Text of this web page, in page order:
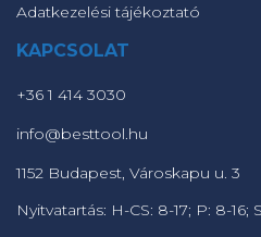
Adatkezelési tájékoztató
KAPCSOLAT
+36 1 414 3030
info@besttool.hu
1152 Budapest, Városkapu u. 3
Nyitvatartás: H-CS: 8-17; P: 8-16;